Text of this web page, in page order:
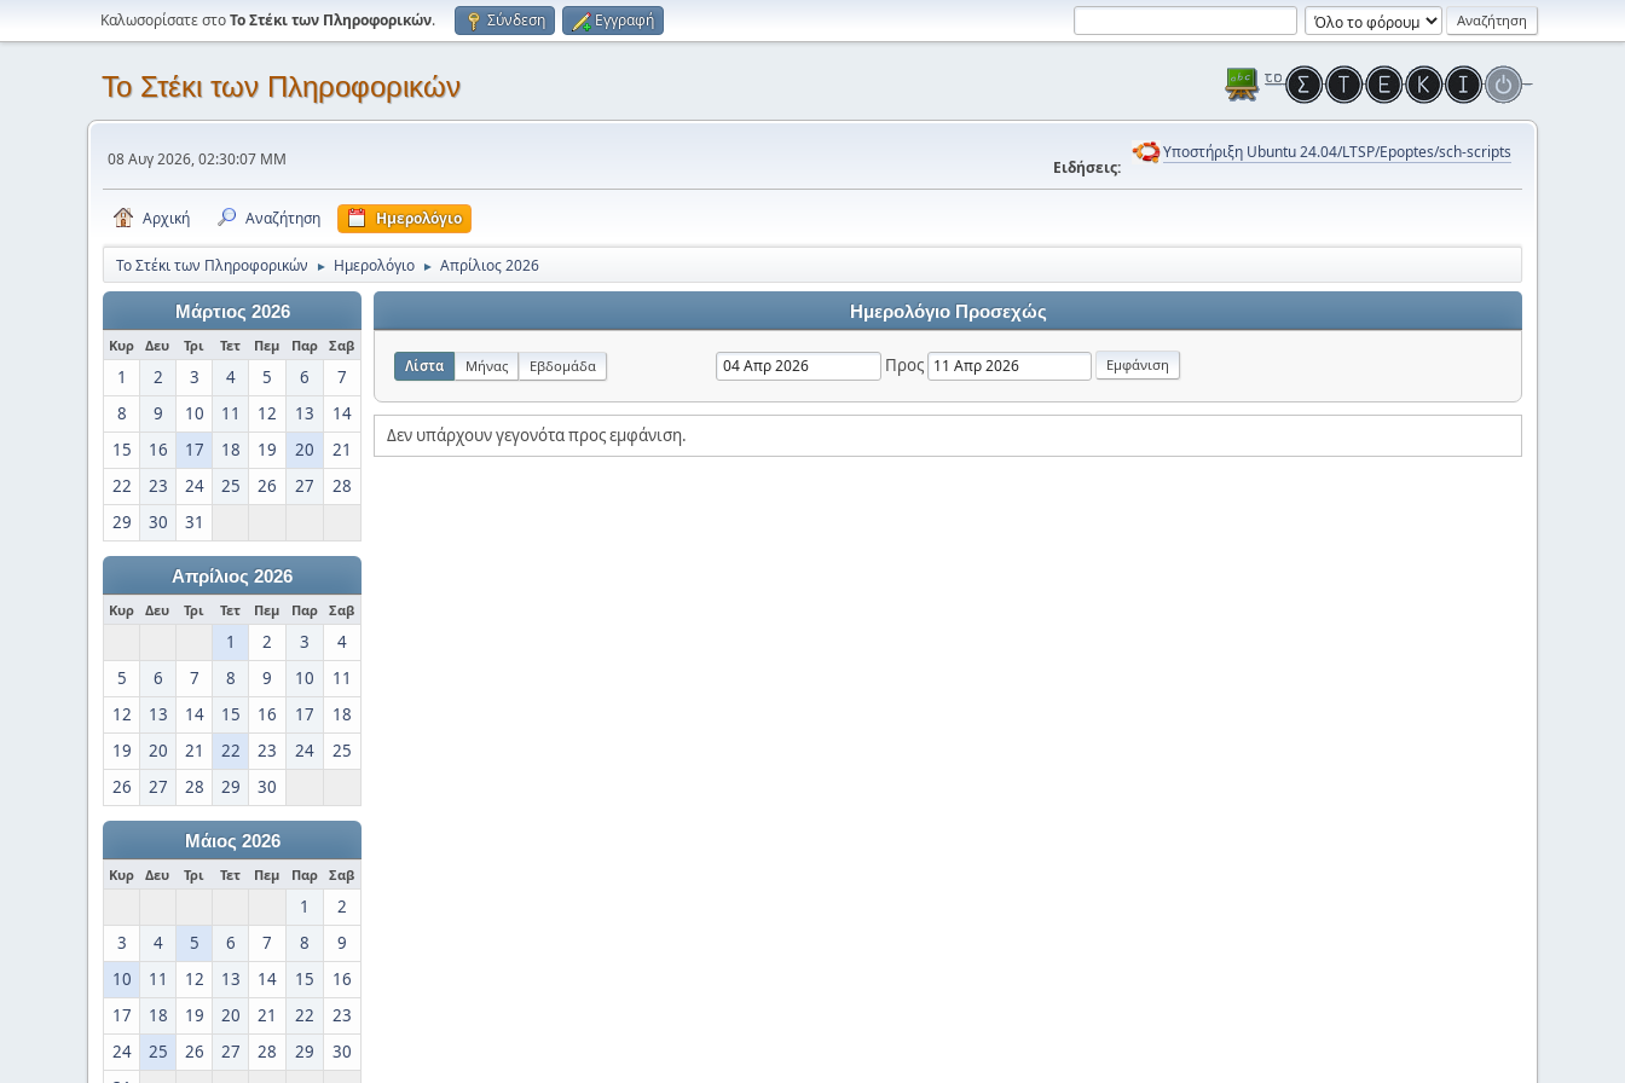
Καλωσορίσατε στοΤο Στέκι των Πληροφορικών. Σύνδεση Εγγραφή
Το Στέκι των Πληροφορικών
08 Αυγ 2026, 02:30:07 ΜΜ Ειδήσεις:
Υποστήριξη Ubuntu 24.04/LTSP/Epoptes/sch-scripts
Αρχική Αναζήτηση Ημερολόγιο
Το Στέκι των Πληροφορικών ► Ημερολόγιο ► Απρίλιος 2026
Μάρτιος 2026
Κυρ Δευ Τρι Τετ Πεμ Παρ Σαβ
1 2 3 4 5 6
7
8
9 10 11 12 13
14
15
16 17 18 19 20
21
22
23 24 25 26 27
28
29
30 31
Απρίλιος 2026
Κυρ Δευ Τρι Τετ Πεμ Παρ Σαβ
1 2 3
4
5
6 7 8 9 10
11
12
13 14 15 16 17
18
19
20 21 22 23 24
25
26
27 28 29 30
Μάιος 2026
Κυρ Δευ Τρι Τετ Πεμ Παρ Σαβ
1
2
3
4 5 6 7 8
9
10
11 12 13 14 15
16
17
18 19 20 21 22
23
24
25 26 27 28 29
30
Ημερολόγιο Προσεχώς
Λίστα Μήνας Εβδομάδα Προς
Δεν υπάρχουν γεγονότα προς εμφάνιση.